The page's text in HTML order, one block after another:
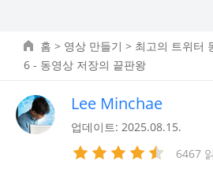
홈 > 영상 만들기 > 최고의 트위터
6 - 동영상 저장의 끝판왕
Lee Minchae
업데이트: 2025.08.15.
6467